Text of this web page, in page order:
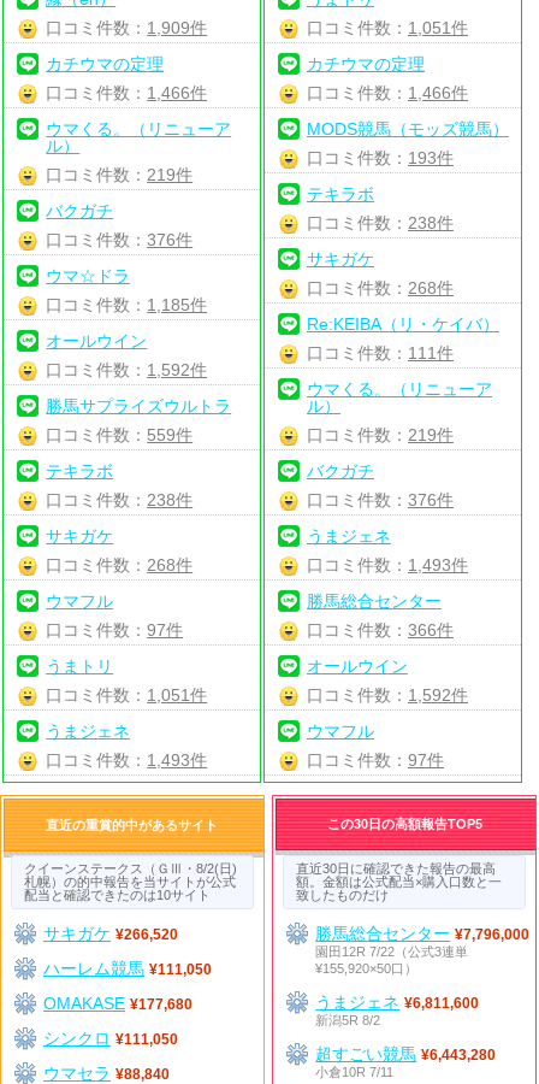
口コミ件数： 1,909件
カチウマの定理
口コミ件数： 1,466件
ウマくる。（リニューア
ル）
口コミ件数： 219件
バクガチ
口コミ件数：376件
ウマ☆ドラ
口コミ件数： 1,185件
オールウイン
口コミ件数： 1,592件
勝馬サプライズウルトラ
口コミ件数： 559件
テキラボ
口コミ件数： 238件
サキガケ
口コミ件数： 268件
ウマフル
口コミ件数：97件
うまトリ
口コミ件数： 1,051件
うまジェネ
口コミ件数： 1,493件
口コミ件数： 1,051件
カチウマの定理
口コミ件数： 1,466件
MODS競馬（モッズ競馬）
口コミ件数： 193件
テキラボ
口コミ件数： 238件
サキガケ
口コミ件数： 268件
Re:KEIBA（リ・ケイバ）
口コミ件数： 111件
ウマくる。（リニューア
ル）
口コミ件数： 219件
バクガチ
口コミ件数： 376件
うまジェネ
口コミ件数： 1,493件
勝馬総合センター
口コミ件数： 366件
オールウイン
口コミ件数： 1,592件
ウマフル
口コミ件数： 97件
直近の重賞的中があるサイト
クイーンステークス（ＧⅢ・8/2(日)
札幌）の的中報告を当サイトが公式
配当と確認できたのは10サイト
サキガケ ¥266,520
ハーレム競馬 ¥111,050
OMAKASE ¥177,680
シンクロ ¥111,050
ウマセラ ¥88,840
この30日の高額報告TOP5
直近30日に確認できた報告の最高
額。金額は公式配当×購入口数と一
致したものだけ
勝馬総合センター ¥7,796,000
園田12R 7/22（公式3連単
¥155,920×50口）
うまジェネ ¥6,811,600
新潟5R 8/2
超すごい競馬 ¥6,443,280
小倉10R 7/11